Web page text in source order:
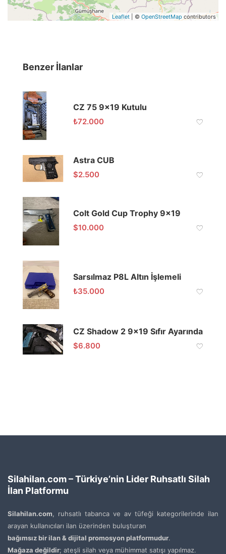
Leaflet | © OpenStreetMap contributors
Benzer İlanlar
CZ 75 9×19 Kutulu
₺72.000
Astra CUB
$2.500
Colt Gold Cup Trophy 9×19
$10.000
Sarsılmaz P8L Altın İşlemeli
₺35.000
CZ Shadow 2 9×19 Sıfır Ayarında
$6.800
Silahilan.com – Türkiye’nin Lider Ruhsatlı Silah
İlan Platformu
Silahilan.com, ruhsatlı tabanca ve av tüfeği kategorilerinde ilan
arayan kullanıcıları ilan üzerinden buluşturan
bağımsız bir ilan & dijital promosyon platformudur.
Mağaza değildir; ateşli silah veya mühimmat satışı yapılmaz.